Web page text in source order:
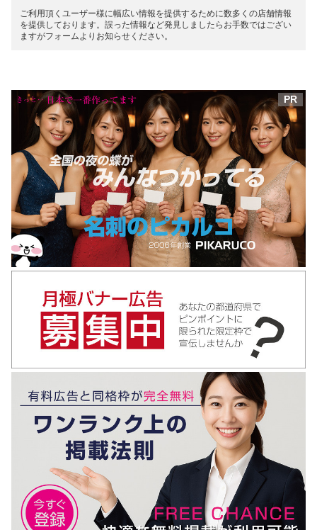
ご利用頂くユーザー様に幅広い情報を提供するために数多くの店舗情報
を提供しております。誤った情報など発見しましたらお手数ではござい
ますがフォームよりお知らせください。
PR